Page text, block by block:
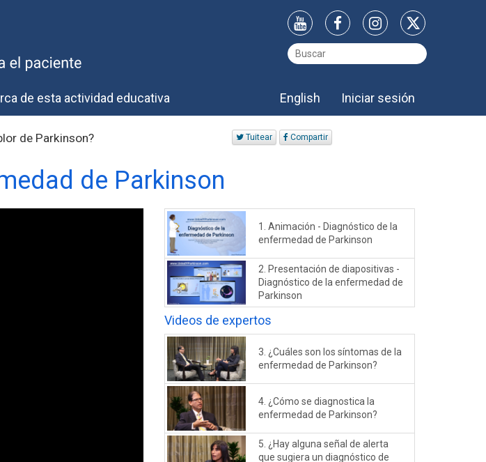
de esta actividad educativa English Iniciar sesión
de Parkinson? Tuitear Compartir
de Parkinson
1. Animación - Diagnóstico de la
enfermedad de Parkinson
2. Presentación de diapositivas -
Diagnóstico de la enfermedad de
Parkinson
Videos de expertos
3. ¿Cuáles son los síntomas de la
enfermedad de Parkinson?
4. ¿Cómo se diagnostica la
enfermedad de Parkinson?
5. ¿Hay alguna señal de alerta
que sugiera un diagnóstico de